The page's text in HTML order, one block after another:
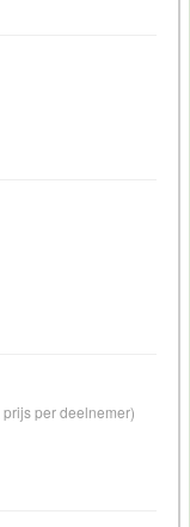
prijs per deelnemer)